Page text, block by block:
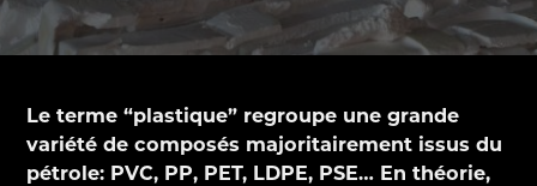
Le terme “plastique” regroupe une grande
variété de composés majoritairement issus du
pétrole: PVC, PP, PET, LDPE, PSE… En théorie,